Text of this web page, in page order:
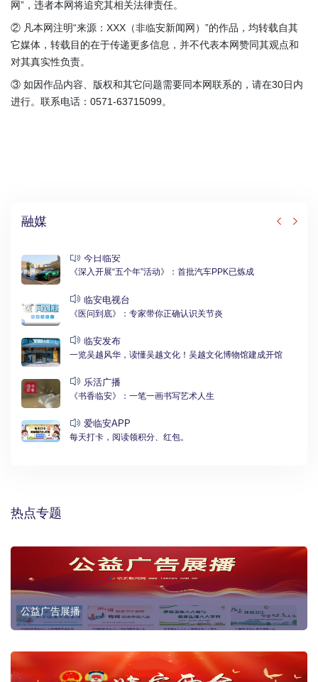
网”，违者本网将追究其相关法律责任。
② 凡本网注明“来源：XXX（非临安新闻网）”的作品，均转载自其
它媒体，转载目的在于传递更多信息，并不代表本网赞同其观点和
对其真实性负责。
③ 如因作品内容、版权和其它问题需要同本网联系的，请在30日内
进行。联系电话：0571-63715099。
融媒
今日临安
《深入开展“五个年”活动》：首批汽车PPK已炼成
临安电视台
《医问到底》：专家带你正确认识关节炎
临安发布
一览吴越风华，读懂吴越文化！吴越文化博物馆建成开馆
乐活广播
《书香临安》：一笔一画书写艺术人生
爱临安APP
每天打卡，阅读领积分、红包。
热点专题
公益广告展播